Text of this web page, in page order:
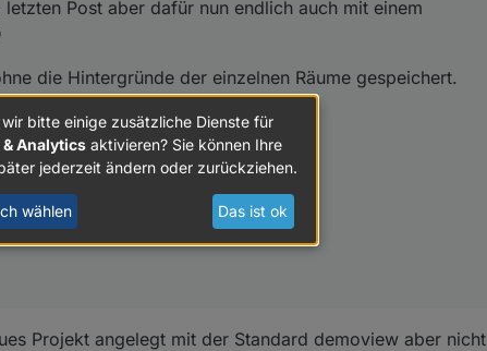
Post aber dafür nun endlich auch mit einem
die Hintergründe der einzelnen Räume gespeichert.
Projekt angelegt mit der Standard demoview aber nicht
wir bitte einige zusätzliche Dienste für
Analytics aktivieren? Sie können Ihre
jederzeit ändern oder zurückziehen.
wählen Das ist ok